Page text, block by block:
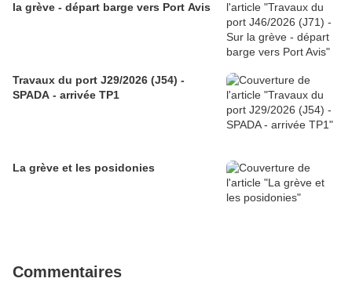
la grève - départ barge vers Port Avis
Travaux du port J29/2026 (J54) -
SPADA - arrivée TP1
La grève et les posidonies
Commentaires